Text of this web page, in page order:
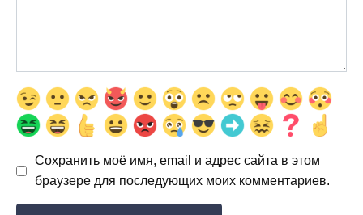
Сохранить моё имя, email и адрес сайта в этом
браузере для последующих моих комментариев.